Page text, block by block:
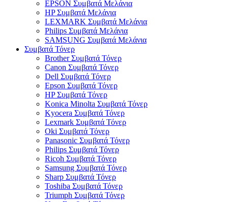
EPSON Συμβατά Μελάνια
HP Συμβατά Μελάνια
LEXMARK Συμβατά Μελάνια
Philips Συμβατά Μελάνια
SAMSUNG Συμβατά Μελάνια
Συμβατά Τόνερ
Brother Συμβατά Τόνερ
Canon Συμβατά Τόνερ
Dell Συμβατά Τόνερ
Epson Συμβατά Τόνερ
HP Συμβατά Τόνερ
Konica Minolta Συμβατά Τόνερ
Kyocera Συμβατά Τόνερ
Lexmark Συμβατά Τόνερ
Oki Συμβατά Τόνερ
Panasonic Συμβατά Τόνερ
Philips Συμβατά Τόνερ
Ricoh Συμβατά Τόνερ
Samsung Συμβατά Τόνερ
Sharp Συμβατά Τόνερ
Toshiba Συμβατά Τόνερ
Triumph Συμβατά Τόνερ